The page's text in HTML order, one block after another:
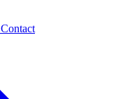
Contact